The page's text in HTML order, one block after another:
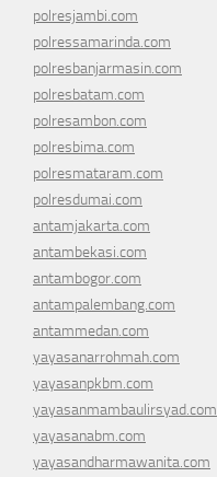
polresjambi.com
polressamarinda.com
polresbanjarmasin.com
polresbatam.com
polresambon.com
polresbima.com
polresmataram.com
polresdumai.com
antamjakarta.com
antambekasi.com
antambogor.com
antampalembang.com
antammedan.com
yayasanarrohmah.com
yayasanpkbm.com
yayasanmambaulirsyad.com
yayasanabm.com
yayasandharmawanita.com